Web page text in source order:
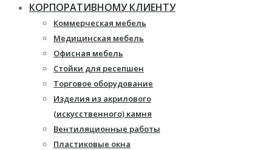
Каминные порталы
Камины Dimplex
Искусственный камень White
Hills
Балконы ПВХ
Пластиковые окна
Жалюзи
Рулонные шторы
КОРПОРАТИВНОМУ КЛИЕНТУ
Коммерческая мебель
Медицинская мебель
Офисная мебель
Стойки для ресепшен
Торговое оборудование
Изделия из акрилового
(искусственного) камня
Вентиляционные работы
Пластиковые окна